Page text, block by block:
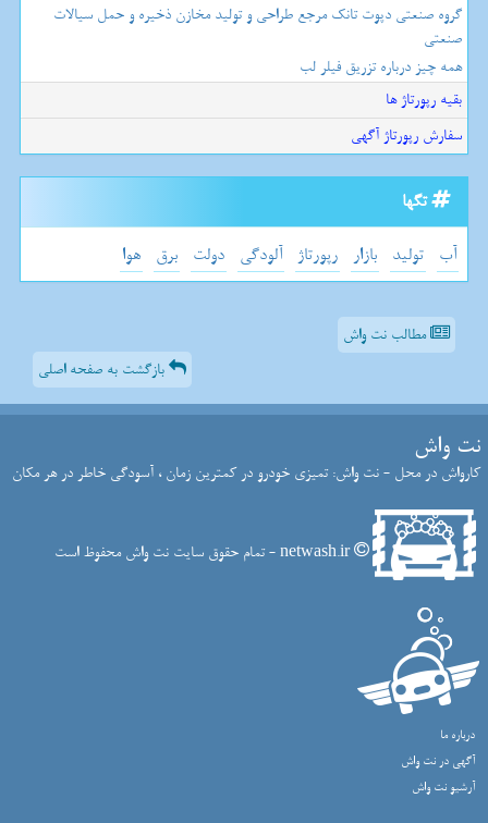
گروه صنعتی دپوت تانک مرجع طراحی و تولید مخازن ذخیره و حمل سیالات
صنعتی
همه چیز درباره تزریق فیلر لب
بقیه رپورتاژ ها
سفارش رپورتاژ آگهی
تگها
آب تولید بازار رپورتاژ آلودگی دولت برق هوا
مطالب نت واش
بازگشت به صفحه اصلی
نت واش
کارواش در محل - نت واش: تمیزی خودرو در کمترین زمان ، آسودگی خاطر در هر مکان
netwash.ir - تمام حقوق سایت نت واش محفوظ است
درباره ما
آگهی در نت واش
آرشیو نت واش